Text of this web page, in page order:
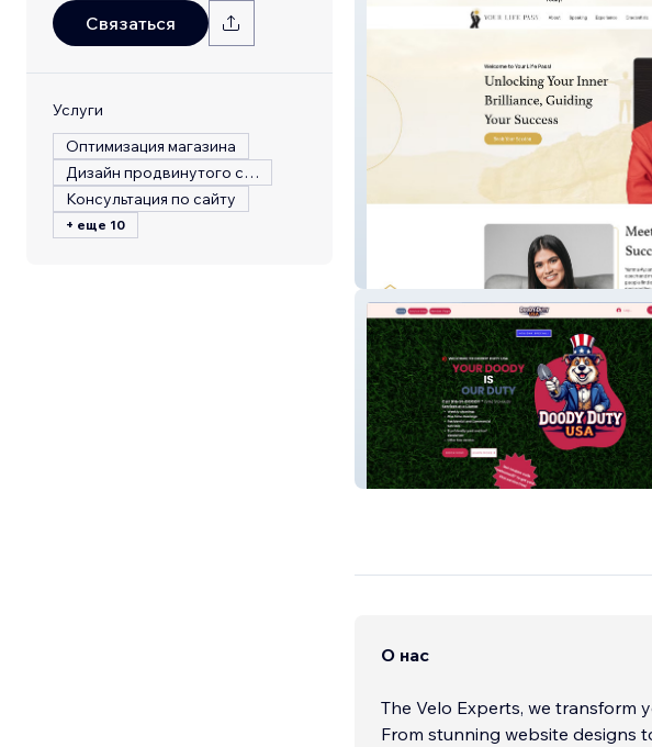
Связаться
Услуги
Оптимизация магазина
Дизайн продвинутого сайта
Консультация по сайту
+ еще 10
Doody Duty Usa
О нас
The Velo Experts, we transform
From stunning website designs